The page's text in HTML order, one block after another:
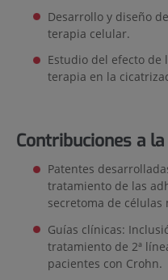
Desarrollo y diseño
terapia celular.
Estudio del efecto
terapia en la
Contribuciones a
Patentes
tratamiento de las
secretoma de células
Guías clínicas:
tratamiento de 2ª
pacientes con Crohn.